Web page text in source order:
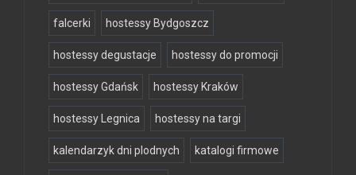
falcerki hostessy Bydgoszcz
hostessy degustacje hostessy do promocji
hostessy Gdańsk hostessy Kraków
hostessy Legnica hostessy na targi
kalendarzyk dni plodnych katalogi firmowe